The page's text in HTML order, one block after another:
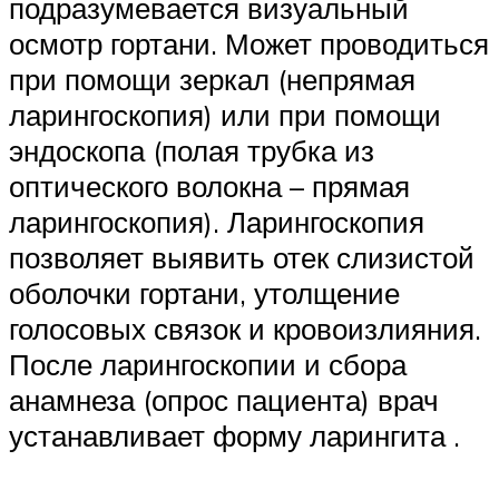
подразумевается визуальный
осмотр гортани. Может проводиться
при помощи зеркал (непрямая
ларингоскопия) или при помощи
эндоскопа (полая трубка из
оптического волокна – прямая
ларингоскопия). Ларингоскопия
позволяет выявить отек слизистой
оболочки гортани, утолщение
голосовых связок и кровоизлияния.
После ларингоскопии и сбора
анамнеза (опрос пациента) врач
устанавливает форму ларингита .